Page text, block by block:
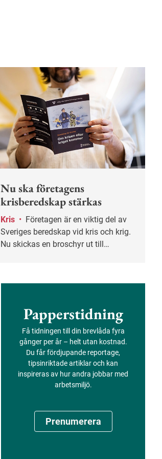
Nu ska företagens
krisberedskap stärkas
Kris •
Sveriges beredskap vid kris och krig.
Nu skickas en broschyr ut till
Papperstidning
Få tidningen till din brevlåda fyra
gånger per år – helt utan kostnad.
Du får fördjupande reportage,
tipsinriktade artiklar och kan
inspireras av hur andra jobbar med
arbetsmiljö.
Prenumerera